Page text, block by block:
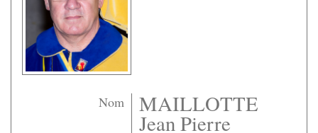
Nom MAILLOTTE
Jean Pierre